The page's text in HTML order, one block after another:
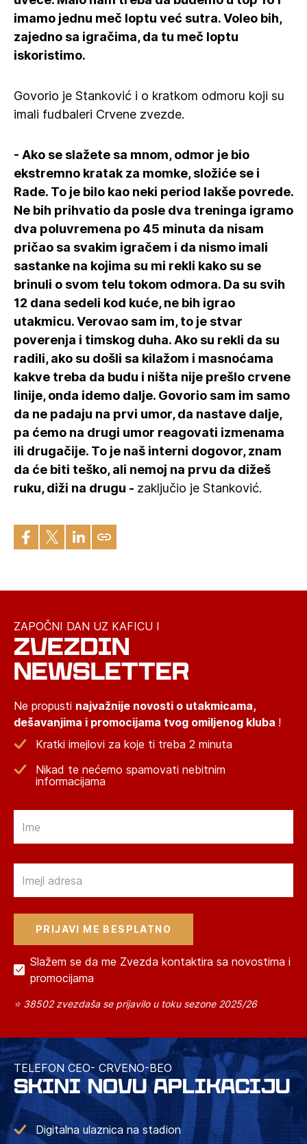
imamo jednu meč loptu već sutra. Voleo bih,
zajedno sa igračima, da tu meč loptu
iskoristimo.
Govorio je Stanković i o kratkom odmoru koji su
imali fudbaleri Crvene zvezde.
- Ako se slažete sa mnom, odmor je bio
ekstremno kratak za momke, složiće se i
Rade. To je bilo kao neki period lakše povrede.
Ne bih prihvatio da posle dva treninga igramo
dva poluvremena po 45 minuta da nisam
pričao sa svakim igračem i da nismo imali
sastanke na kojima su mi rekli kako su se
brinuli o svom telu tokom odmora. Da su svih
12 dana sedeli kod kuće, ne bih igrao
utakmicu. Verovao sam im, to je stvar
poverenja i timskog duha. Ako su rekli da su
radili, ako su došli sa kilažom i masnoćama
kakve treba da budu i ništa nije prešlo crvene
linije, onda idemo dalje. Govorio sam im samo
da ne padaju na prvi umor, da nastave dalje,
pa ćemo na drugi umor reagovati izmenama
ili drugačije. To je naš interni dogovor, znam
da će biti teško, ali nemoj na prvu da dižeš
ruku, diži na drugu - zaključio je Stanković.
ZAPOČNI DAN UZ KAFICU I
ZVEZDIN
NEWSLETTER
Ne propusti najvažnije novosti o utakmicama,
dešavanjima i promocijama tvog omiljenog kluba !
Kratki imejlovi za koje ti treba 2 minuta
Nikad te nećemo spamovati nebitnim
informacijama
Slažem se da me Zvezda kontaktira sa novostima i
promocijama
⭐ 38502 zvezdaša se prijavilo u toku sezone 2025/26
TELEFON CEO- CRVENO-BEO
SKINI NOVU APLIKACIJU
Digitalna ulaznica na stadion